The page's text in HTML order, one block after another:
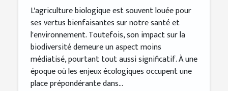
L'agriculture biologique est souvent louée pour
ses vertus bienfaisantes sur notre santé et
l'environnement. Toutefois, son impact sur la
biodiversité demeure un aspect moins
médiatisé, pourtant tout aussi significatif. À une
époque où les enjeux écologiques occupent une
place prépondérante dans...